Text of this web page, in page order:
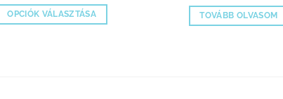
OPCIÓK VÁLASZTÁSA TOVÁBB OLVASOM